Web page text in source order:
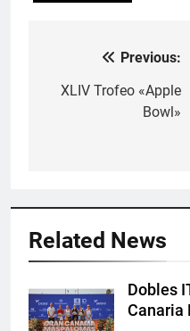
Navegación
de
Previous:
XLIV Trofeo «Apple
Bowl»
Related News
Dobles
Canaria